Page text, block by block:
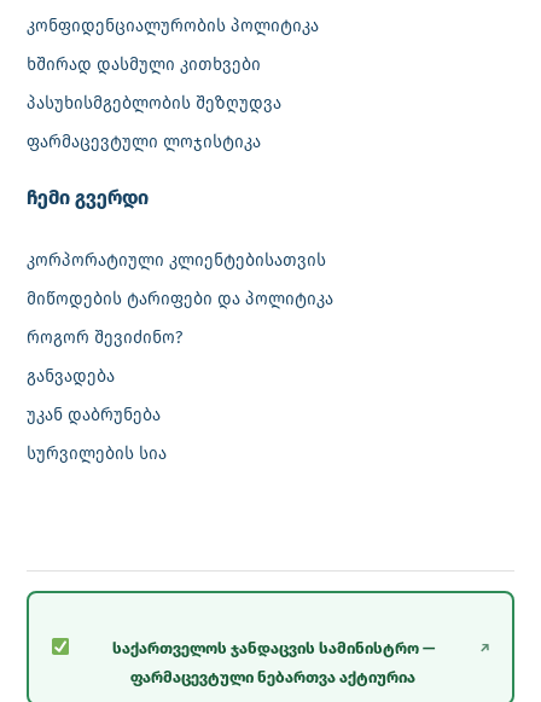
კონფიდენციალურობის პოლიტიკა
ხშირად დასმული კითხვები
პასუხისმგებლობის შეზღუდვა
ფარმაცევტული ლოჯისტიკა
‎ჩემი გვერდი
კორპორატიული კლიენტებისათვის
მიწოდების ტარიფები და პოლიტიკა
როგორ შევიძინო?
განვადება
უკან დაბრუნება
სურვილების სია
საქართველოს ჯანდაცვის სამინისტრო —
ფარმაცევტული ნებართვა აქტიურია
↗